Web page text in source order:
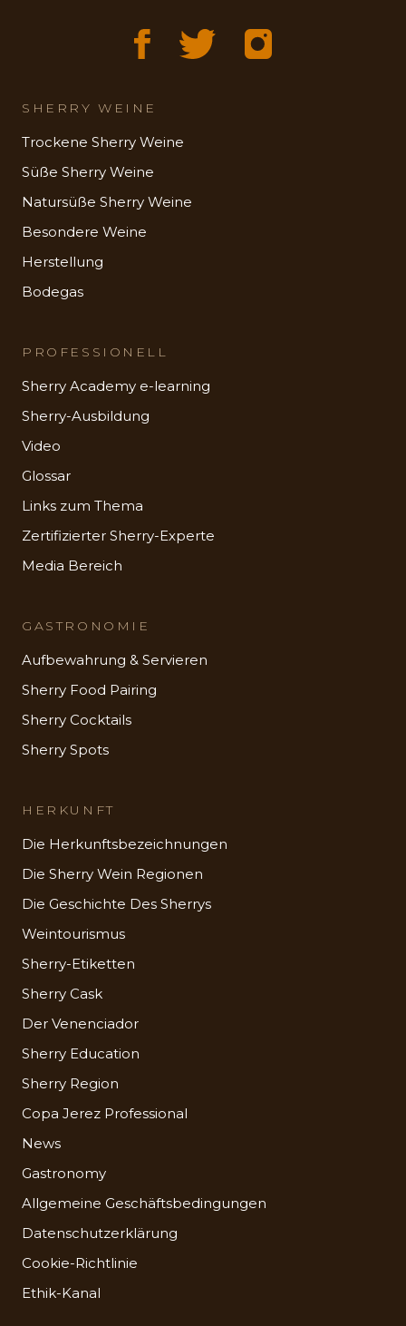
SHERRY WEINE
Trockene Sherry Weine
Süße Sherry Weine
Natursüße Sherry Weine
Besondere Weine
Herstellung
Bodegas
PROFESSIONELL
Sherry Academy e-learning
Sherry-Ausbildung
Video
Glossar
Links zum Thema
Zertifizierter Sherry-Experte
Media Bereich
GASTRONOMIE
Aufbewahrung & Servieren
Sherry Food Pairing
Sherry Cocktails
Sherry Spots
HERKUNFT
Die Herkunftsbezeichnungen
Die Sherry Wein Regionen
Die Geschichte Des Sherrys
Weintourismus
Sherry-Etiketten
Sherry Cask
Der Venenciador
Sherry Education
Sherry Region
Copa Jerez Professional
News
Gastronomy
Allgemeine Geschäftsbedingungen
Datenschutzerklärung
Cookie-Richtlinie
Ethik-Kanal